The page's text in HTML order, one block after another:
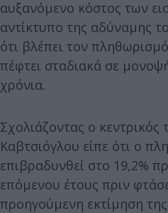
αυξανόμενο κόστος των
αντίκτυπο της αδύναμης
ότι βλέπει τον
πέφτει σταδιακά σε
χρόνια.
Σχολιάζοντας ο κεντρικός
Καβτσιόγλου είπε ότι ο
επιβραδυνθεί στο 19,2%
επόμενου έτους πριν
προηγούμενη εκτίμηση